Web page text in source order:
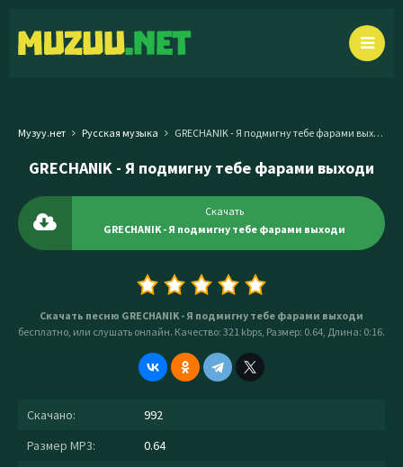
Музуу.нет Русская музыка GRECHANIK - Я подмигну тебе фарами выходи
GRECHANIK - Я подмигну тебе фарами выходи
Скачать
GRECHANIK - Я подмигну тебе фарами выходи
Скачать песню GRECHANIK - Я подмигну тебе фарами выходи
бесплатно, или слушать онлайн. Качество: 321 kbps, Размер: 0.64, Длина: 0:16.
Скачано:
992
Размер MP3:
0.64